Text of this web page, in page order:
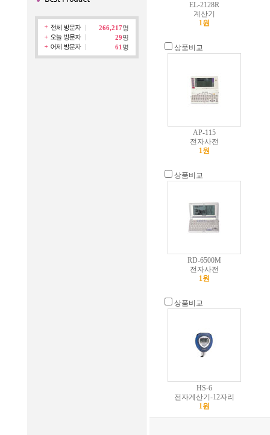
266,217명
29명
61 명
EL-2128R
계산기
1원
상품비교
AP-115
전자사전
1원
상품비교
RD-6500M
전자사전
1원
상품비교
HS-6
전자계산기-12자리
1원